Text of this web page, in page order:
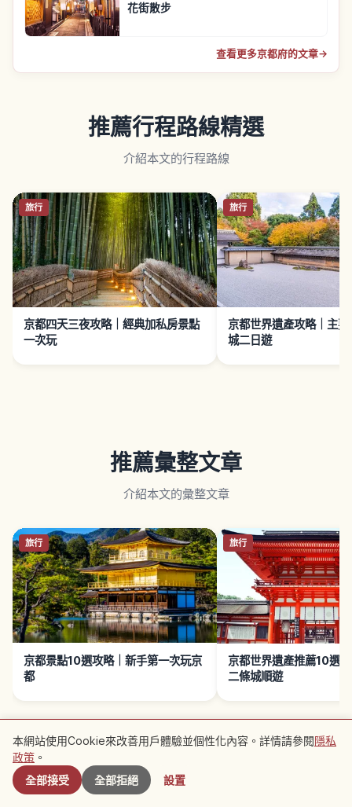
花街散步
查看更多京都府的文章→
推薦行程路線精選
介紹本文的行程路線
旅行
京都四天三夜攻略｜經典加私房景點
一次玩
旅行
京都世界遺產攻略｜主
城二日遊
推薦彙整文章
介紹本文的彙整文章
旅行
京都景點10選攻略｜新手第一次玩京
都
旅行
京都世界遺產推薦10選
二條城順遊
附近推薦景點
附近景點
本網站使用Cookie來改善用戶體驗並個性化內容。詳情請參閱隱私
政策 。
全部接受
全部拒絕 設置